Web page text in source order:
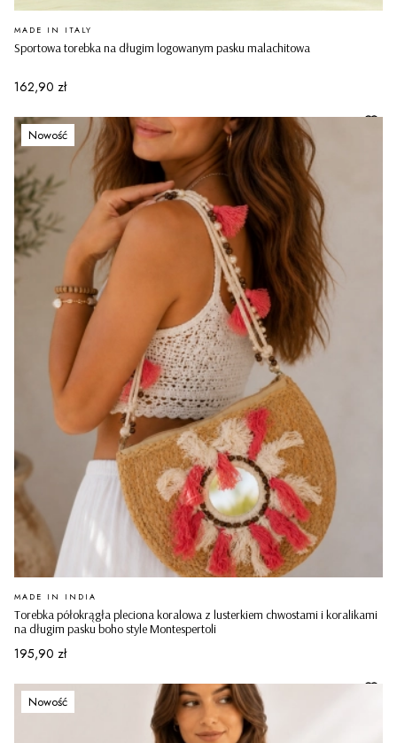
Sportowa torebka na długim logowanym pasku malachitowa
PRODUCENT
MADE IN ITALY
Cena
162,90 zł
Nowość
Torebka półokrągła pleciona koralowa z lusterkiem chwostami i koralikami
na długim pasku boho style Montespertoli
PRODUCENT
MADE IN INDIA
Cena
195,90 zł
Nowość